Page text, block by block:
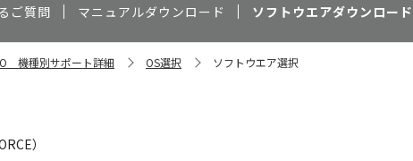
ご質問 マニュアルダウンロード ソフトウエアダウンロード
機種別サポート詳細 OS選択 ソフトウエア選択
）